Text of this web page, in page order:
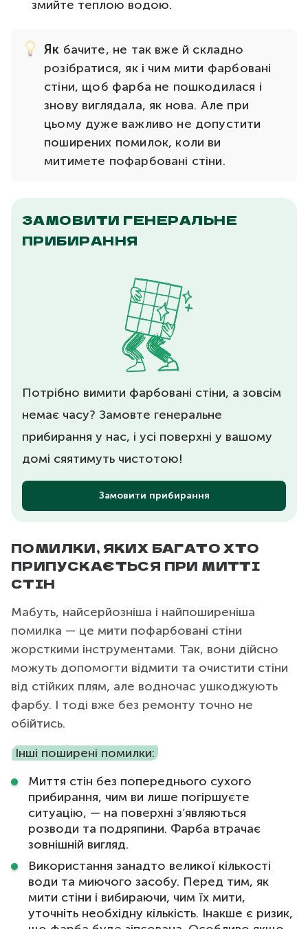
змийте теплою водою.
Як бачите, не так вже й складно
розібратися, як і чим мити фарбовані
стіни, щоб фарба не пошкодилася і
знову виглядала, як нова. Але при
цьому дуже важливо не допустити
поширених помилок, коли ви
митимете пофарбовані стіни.
ЗАМОВИТИ ГЕНЕРАЛЬНЕ
ПРИБИРАННЯ
Потрібно вимити фарбовані стіни, а зовсім
немає часу? Замовте генеральне
прибирання у нас, і усі поверхні у вашому
домі сяятимуть чистотою!
Замовити прибирання
ПОМИЛКИ, ЯКИХ БАГАТО ХТО
ПРИПУСКАЄТЬСЯ ПРИ МИТТІ
СТІН
Мабуть, найсерйозніша і найпоширеніша
помилка — це мити пофарбовані стіни
жорсткими інструментами. Так, вони дійсно
можуть допомогти відмити та очистити стіни
від стійких плям, але водночас ушкоджують
фарбу. І тоді вже без ремонту точно не
обійтись.
Інші поширені помилки:
Миття стін без попереднього сухого
прибирання, чим ви лише погіршуєте
ситуацію, — на поверхні з’являються
розводи та подряпини. Фарба втрачає
зовнішній вигляд.
Використання занадто великої кількості
води та миючого засобу. Перед тим, як
мити стіни і вибираючи, чим їх мити,
уточніть необхідну кількість. Інакше є ризик,